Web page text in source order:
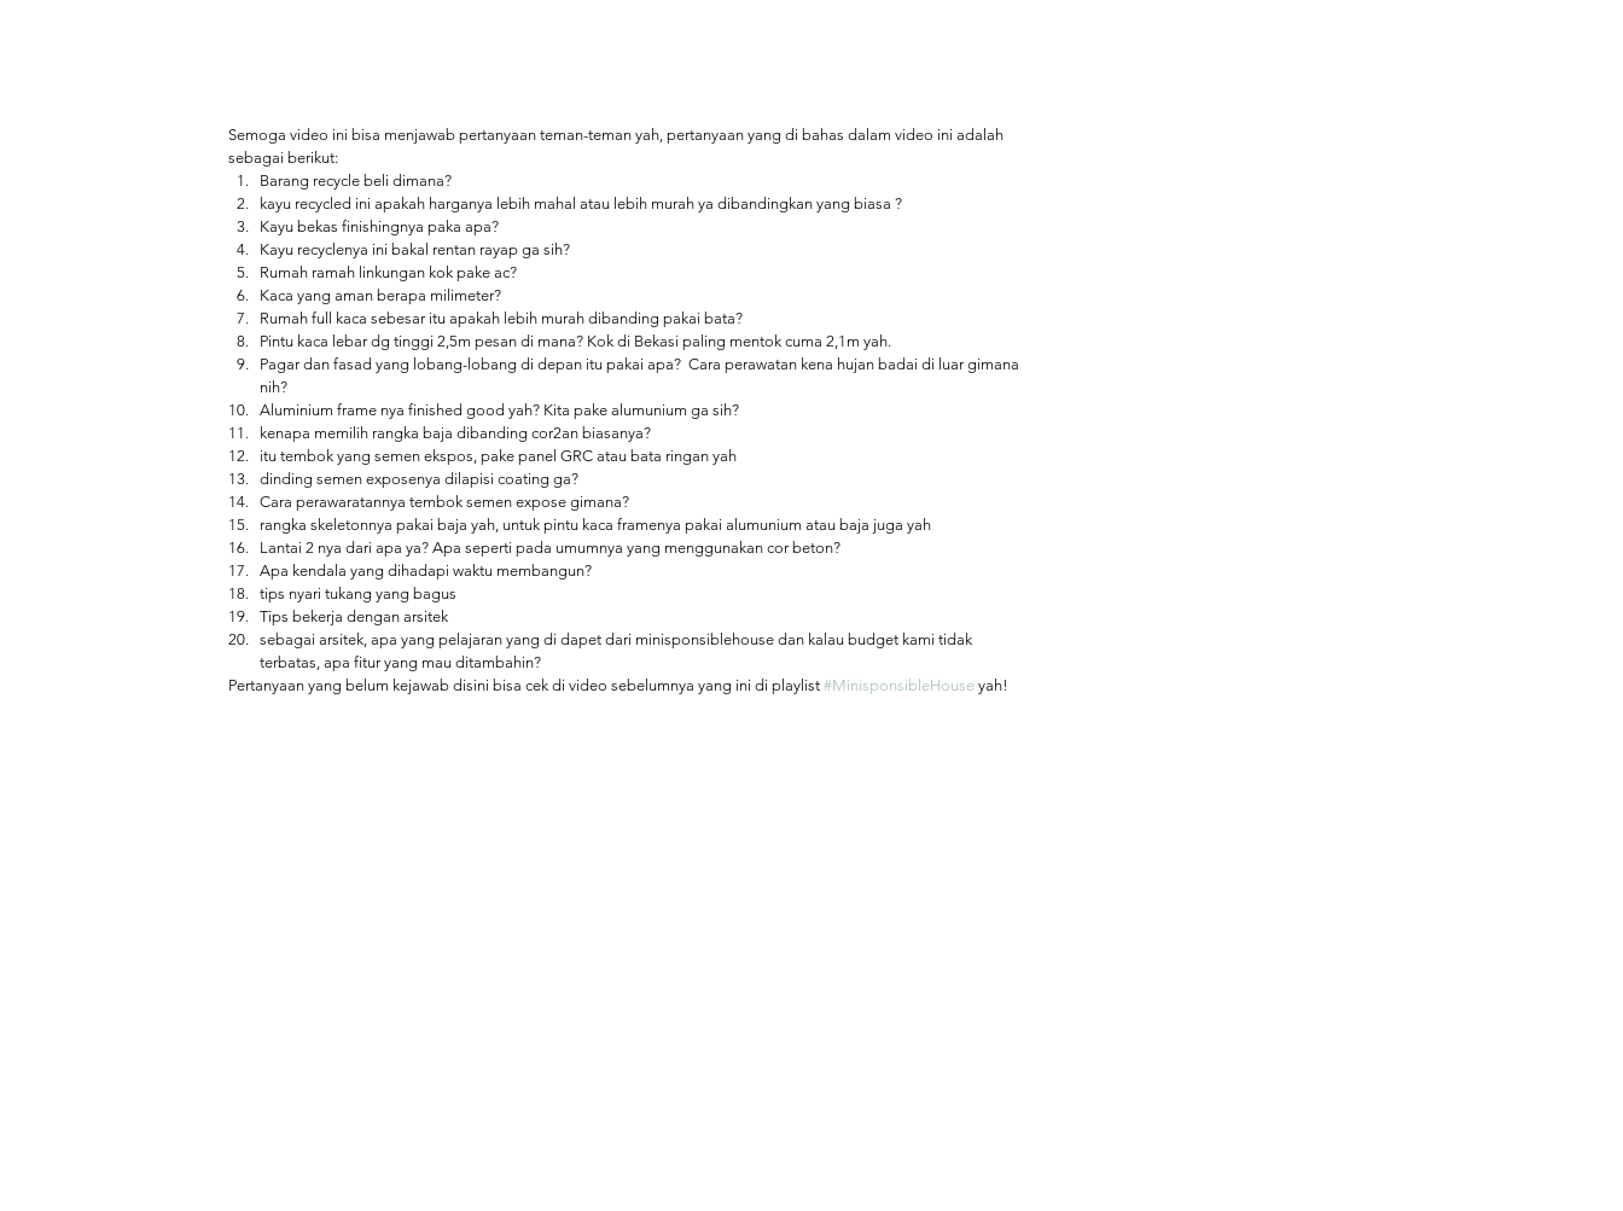
Semoga video ini bisa menjawab pertanyaan teman-teman yah, pertanyaan yang di bahas dalam video ini adalah
sebagai berikut:
Barang recycle beli dimana?
kayu recycled ini apakah harganya lebih mahal atau lebih murah ya dibandingkan yang biasa ?
Kayu bekas finishingnya paka apa?
Kayu recyclenya ini bakal rentan rayap ga sih?
Rumah ramah linkungan kok pake ac?
Kaca yang aman berapa milimeter?
Rumah full kaca sebesar itu apakah lebih murah dibanding pakai bata?
Pintu kaca lebar dg tinggi 2,5m pesan di mana? Kok di Bekasi paling mentok cuma 2,1m yah.
Pagar dan fasad yang lobang-lobang di depan itu pakai apa?  Cara perawatan kena hujan badai di luar gimana
nih?
Aluminium frame nya finished good yah? Kita pake alumunium ga sih?
kenapa memilih rangka baja dibanding cor2an biasanya?
itu tembok yang semen ekspos, pake panel GRC atau bata ringan yah
dinding semen exposenya dilapisi coating ga?
Cara perawaratannya tembok semen expose gimana?
rangka skeletonnya pakai baja yah, untuk pintu kaca framenya pakai alumunium atau baja juga yah
Lantai 2 nya dari apa ya? Apa seperti pada umumnya yang menggunakan cor beton?
Apa kendala yang dihadapi waktu membangun?
tips nyari tukang yang bagus
Tips bekerja dengan arsitek
sebagai arsitek, apa yang pelajaran yang di dapet dari minisponsiblehouse dan kalau budget kami tidak
terbatas, apa fitur yang mau ditambahin?
Pertanyaan yang belum kejawab disini bisa cek di video sebelumnya yang ini di playlist #MinisponsibleHouse yah!